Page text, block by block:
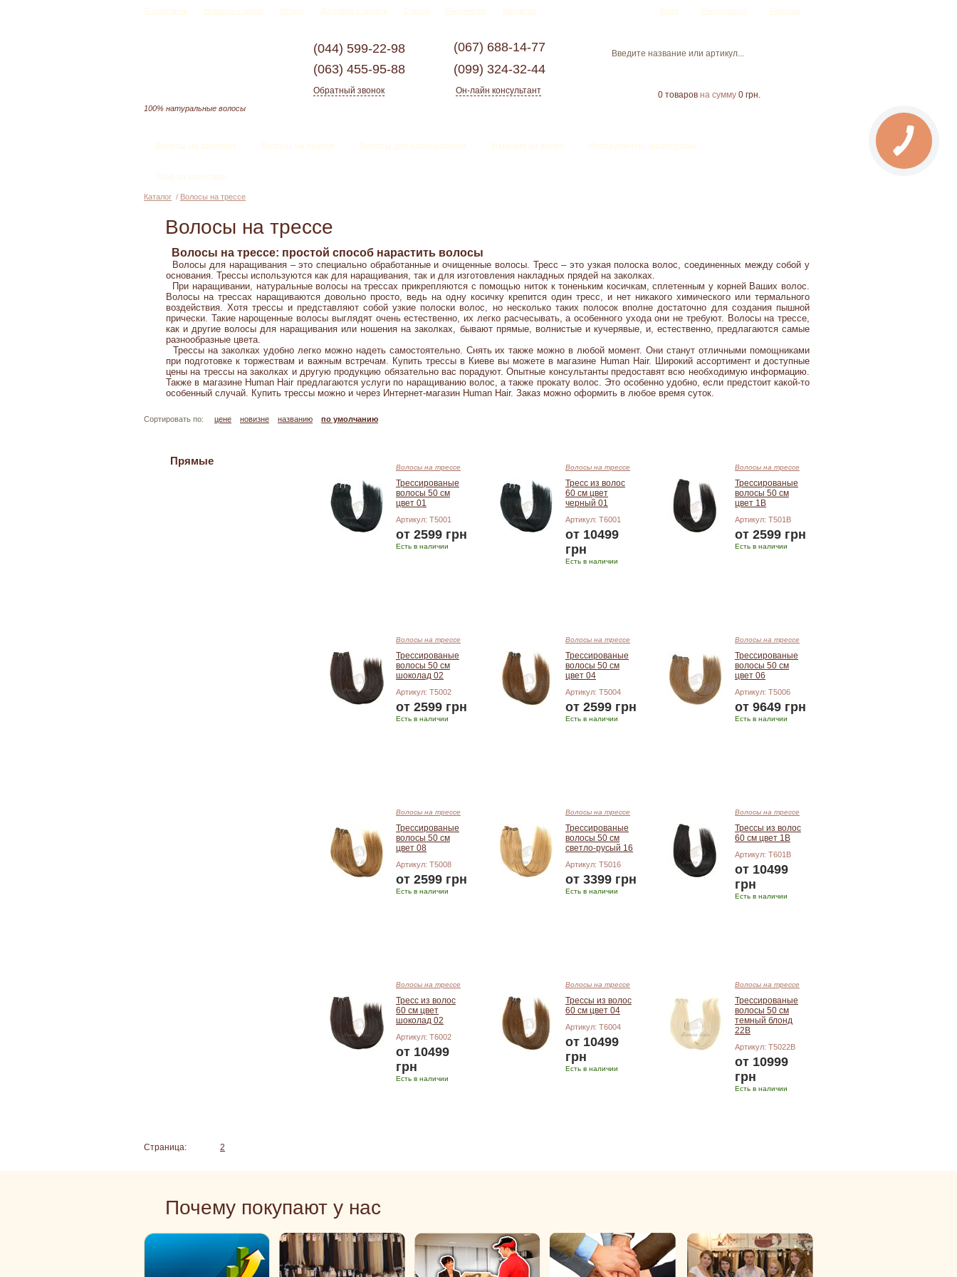
О компании Новости и акции Услуги Доставка и оплата Статьи Партнерам Контакты Вход Регистрация Помощь
100% натуральные волосы
(044) 599-22-98 (067) 688-14-77
(063) 455-95-88 (099) 324-32-44
Обратный звонок Он-лайн консультант 0 товаров на сумму 0 грн.
Волосы на заколках Волосы на трессе Волосы для наращивания Изделия из волос Инструменты, аксессуары
Уход за волосами
Каталог / Волосы на трессе
Волосы на трессе
Волосы на трессе: простой способ нарастить волосы
Волосы для наращивания – это специально обработанные и очищенные волосы. Тресс – это узкая полоска волос, соединенных между собой у
основания. Трессы используются как для наращивания, так и для изготовления накладных прядей на заколках.
При наращивании, натуральные волосы на трессах прикрепляются с помощью ниток к тоненьким косичкам, сплетенным у корней Ваших волос.
Волосы на трессах наращиваются довольно просто, ведь на одну косичку крепится один тресс, и нет никакого химического или термального
воздействия. Хотя трессы и представляют собой узкие полоски волос, но несколько таких полосок вполне достаточно для создания пышной
прически. Такие нарощенные волосы выглядят очень естественно, их легко расчесывать, а особенного ухода они не требуют. Волосы на трессе,
как и другие волосы для наращивания или ношения на заколках, бывают прямые, волнистые и кучерявые, и, естественно, предлагаются самые
разнообразные цвета.
Трессы на заколках удобно легко можно надеть самостоятельно. Снять их также можно в любой момент. Они станут отличными помощниками
при подготовке к торжествам и важным встречам. Купить трессы в Киеве вы можете в магазине Human Hair. Широкий ассортимент и доступные
цены на трессы на заколках и другую продукцию обязательно вас порадуют. Опытные консультанты предоставят всю необходимую информацию.
Также в магазине Human Hair предлагаются услуги по наращиванию волос, а также прокату волос. Это особенно удобно, если предстоит какой-то
особенный случай. Купить трессы можно и через Интернет-магазин Human Hair. Заказ можно оформить в любое время суток.
Сортировать по: цене новизне названию по умолчанию
Прямые
Волосы на трессе
Трессированые
волосы 50 см
цвет 01
Артикул: T5001
от 2599 грн
Есть в наличии
Волосы на трессе
Тресс из волос
60 см цвет
черный 01
Артикул: T6001
от 10499
грн
Есть в наличии
Волосы на трессе
Трессированые
волосы 50 см
цвет 1В
Артикул: T501В
от 2599 грн
Есть в наличии
Волосы на трессе
Трессированые
волосы 50 см
шоколад 02
Артикул: T5002
от 2599 грн
Есть в наличии
Волосы на трессе
Трессированые
волосы 50 см
цвет 04
Артикул: T5004
от 2599 грн
Есть в наличии
Волосы на трессе
Трессированые
волосы 50 см
цвет 06
Артикул: T5006
от 9649 грн
Есть в наличии
Волосы на трессе
Трессированые
волосы 50 см
цвет 08
Артикул: T5008
от 2599 грн
Есть в наличии
Волосы на трессе
Трессированые
волосы 50 см
светло-русый 16
Артикул: T5016
от 3399 грн
Есть в наличии
Волосы на трессе
Трессы из волос
60 см цвет 1В
Артикул: T601В
от 10499
грн
Есть в наличии
Волосы на трессе
Тресс из волос
60 см цвет
шоколад 02
Артикул: T6002
от 10499
грн
Есть в наличии
Волосы на трессе
Трессы из волос
60 см цвет 04
Артикул: T6004
от 10499
грн
Есть в наличии
Волосы на трессе
Трессированые
волосы 50 см
темный блонд
22B
Артикул: T5022B
от 10999
грн
Есть в наличии
Страница: 2
Почему покупают у нас